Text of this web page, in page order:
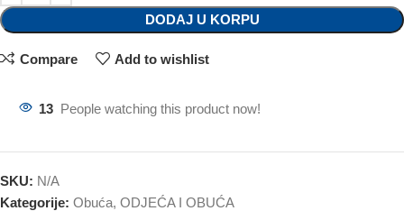
DODAJ U KORPU
Compare Add to wishlist
13 People watching this product now!
SKU: N/A
Kategorije: Obuća, ODJEĆA I OBUĆA